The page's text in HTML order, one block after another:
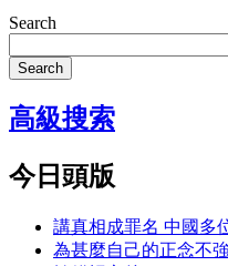
Search
Search
高級搜索
今日頭版
講真相成罪名 中國多
為甚麼自己的正念不